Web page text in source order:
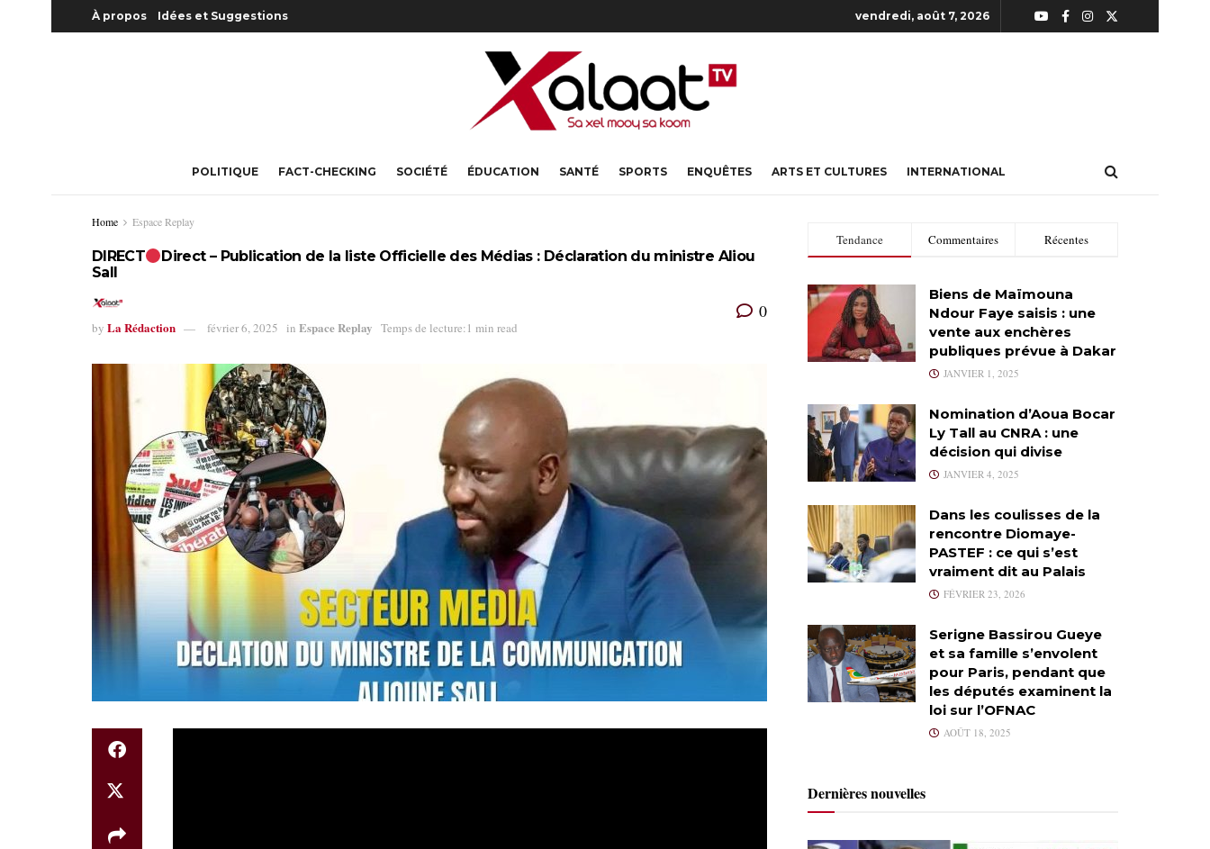
À propos Idées et Suggestions vendredi, août 7, 2026
POLITIQUE FACT-CHECKING SOCIÉTÉ ÉDUCATION SANTÉ SPORTS ENQUÊTES ARTS ET CULTURES INTERNATIONAL
Home Espace Replay
DIRECT
Direct – Publication de la liste Officielle des Médias : Déclaration du ministre Aliou
Sall
by La Rédaction février 6, 2025 in Espace Replay Temps de lecture:1 min read
0
Tendance Commentaires Récentes
Biens de Maïmouna
Ndour Faye saisis : une
vente aux enchères
publiques prévue à Dakar
JANVIER 1, 2025
Nomination d’Aoua Bocar
Ly Tall au CNRA : une
décision qui divise
JANVIER 4, 2025
Dans les coulisses de la
rencontre Diomaye-
PASTEF : ce qui s’est
vraiment dit au Palais
FÉVRIER 23, 2026
Serigne Bassirou Gueye
et sa famille s’envolent
pour Paris, pendant que
les députés examinent la
loi sur l’OFNAC
AOÛT 18, 2025
Dernières nouvelles